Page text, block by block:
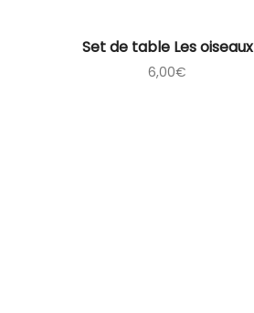
Set de table Les oiseaux
6,00€